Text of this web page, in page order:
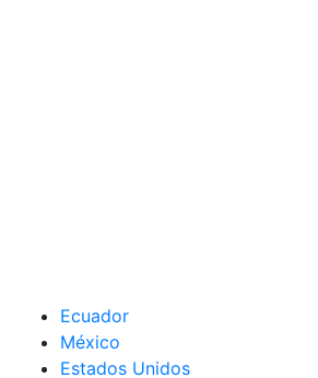
Ecuador
México
Estados Unidos